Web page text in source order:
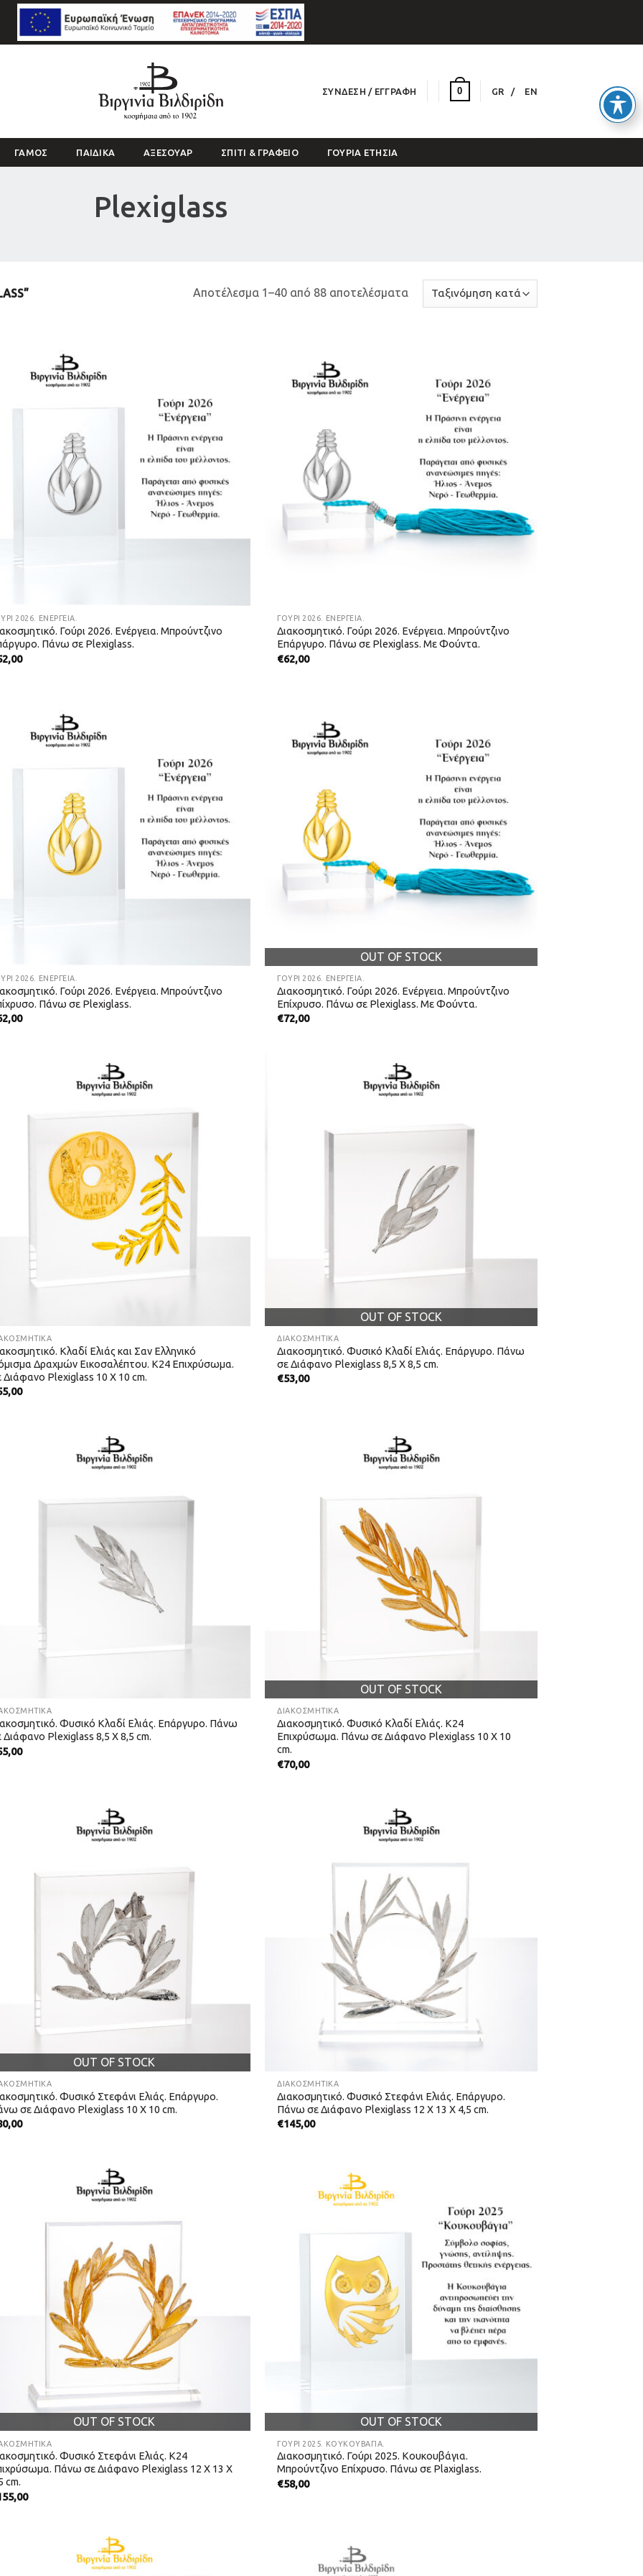
ΣΎΝΔΕΣΗ / ΕΓΓΡΑΦΉ 0 GR EN
ΓΑΜΟΣ ΠΑΙΔΙΚΑ ΑΞΕΣΟΥΑΡ ΣΠΙΤΙ & ΓΡΑΦΕΙΟ ΓΟΎΡΙΑ ΕΤΉΣΙΑ
Plexiglass
Αποτέλεσμα 1–40 από 88 αποτελέσματα
2026. ΕΝΈΡΓΕΙΑ.
Γούρι 2026. Ενέργεια. Μπρούντζινο
Πάνω σε Plexiglass.
ΓΟΎΡΙ 2026. ΕΝΈΡΓΕΙΑ.
Διακοσμητικό. Γούρι 2026. Ενέργεια. Μπρούντζινο
Επάργυρο. Πάνω σε Plexiglass. Με Φούντα.
€62,00
2026. ΕΝΈΡΓΕΙΑ.
Γούρι 2026. Ενέργεια. Μπρούντζινο
Πάνω σε Plexiglass.
OUT OF STOCK
ΓΟΎΡΙ 2026. ΕΝΈΡΓΕΙΑ.
Διακοσμητικό. Γούρι 2026. Ενέργεια. Μπρούντζινο
Επίχρυσο. Πάνω σε Plexiglass. Με Φούντα.
€72,00
Κλαδί Ελιάς και Σαν Ελληνικό
Δραχμών Εικοσαλέπτου. Κ24 Επιχρύσωμα.
Διάφανο Plexiglass 10 Χ 10 cm.
OUT OF STOCK
ΔΙΑΚΟΣΜΗΤΙΚΆ
Διακοσμητικό. Φυσικό Κλαδί Ελιάς. Επάργυρο. Πάνω
σε Διάφανο Plexiglass 8,5 Χ 8,5 cm.
€53,00
Φυσικό Κλαδί Ελιάς. Επάργυρο. Πάνω
Διάφανο Plexiglass 8,5 Χ 8,5 cm.
OUT OF STOCK
ΔΙΑΚΟΣΜΗΤΙΚΆ
Διακοσμητικό. Φυσικό Κλαδί Ελιάς. Κ24
Επιχρύσωμα. Πάνω σε Διάφανο Plexiglass 10 Χ 10
cm.
€70,00
OUT OF STOCK
Φυσικό Στεφάνι Ελιάς. Επάργυρο.
σε Διάφανο Plexiglass 10 Χ 10 cm.
ΔΙΑΚΟΣΜΗΤΙΚΆ
Διακοσμητικό. Φυσικό Στεφάνι Ελιάς. Επάργυρο.
Πάνω σε Διάφανο Plexiglass 12 Χ 13 Χ 4,5 cm.
€145,00
OUT OF STOCK
Φυσικό Στεφάνι Ελιάς. Κ24
Πάνω σε Διάφανο Plexiglass 12 Χ 13 Χ
cm.
OUT OF STOCK
ΓΟΎΡΙ 2025. ΚΟΥΚΟΥΒΆΓΙΑ.
Διακοσμητικό. Γούρι 2025. Κουκουβάγια.
Μπρούντζινο Επίχρυσο. Πάνω σε Plaxiglass.
€58,00